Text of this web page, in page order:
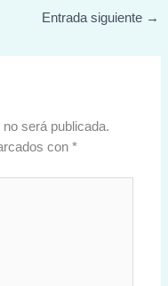
Entrada siguiente →
será publicada.
con*